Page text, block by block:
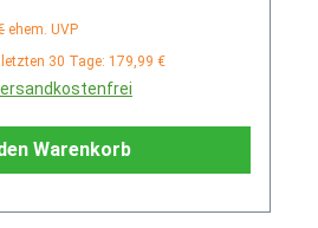
Preis:
ehem. UVP
30 Tage: 179,99 €
Warenkorb